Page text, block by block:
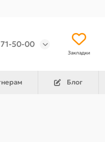
50-00
Закладки
Блог